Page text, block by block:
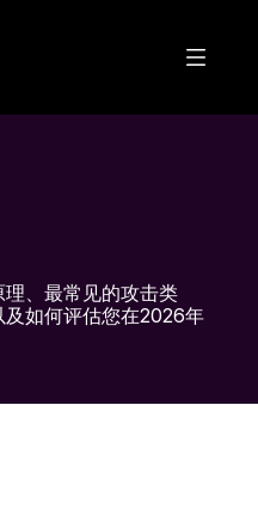
、最常见的攻击类
如何评估您在2026年